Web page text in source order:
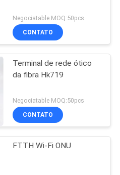
Negociatable MOQ:50pcs
CONTATO
Terminal de rede ótico
da fibra Hk719
Negociatable MOQ:50pcs
CONTATO
FTTH Wi-Fi ONU